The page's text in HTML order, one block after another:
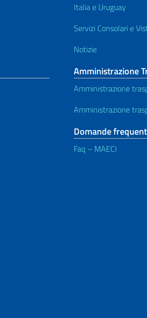
Italia e Uruguay
Servizi Consolari e
Notizie
Amministrazione
Amministrazione
Amministrazione
Domande
Faq – MAECI